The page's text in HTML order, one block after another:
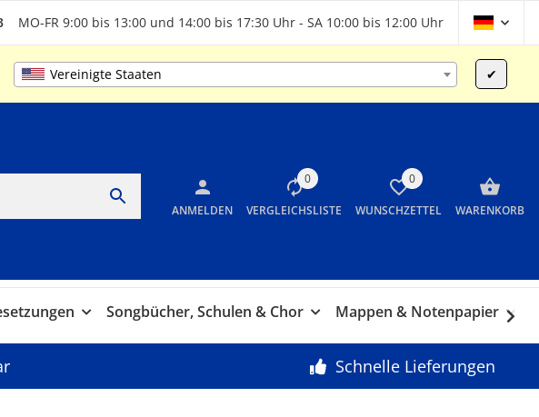
MO-FR 9:00 bis 13:00 und 14:00 bis 17:30 Uhr - SA 10:00 bis 12:00 Uhr
Vereinigte Staaten ✔
ANMELDEN
0
VERGLEICHSLISTE
0
WUNSCHZETTEL WARENKORB
Songbücher, Schulen & Chor Mappen & Notenpapier
Schnelle Lieferungen